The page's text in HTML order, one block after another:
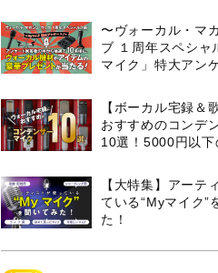
〜ヴォーカル・マ
ブ １周年スペシャ
マイク」特大アン
【ボーカル宅録＆
おすすめのコンデ
10選！5000円以下
【大特集】アーテ
ている“Myマイク”
た！